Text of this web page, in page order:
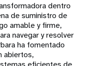
dentro
de suministro de
amable y firme,
navegar y resolver
ha fomentado
abiertos,